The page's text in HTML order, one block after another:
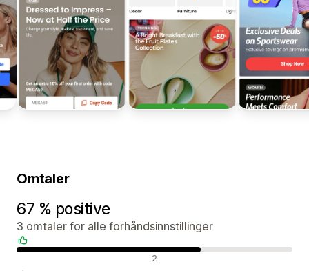
Omtaler
67 % positive
3 omtaler for alle forhåndsinnstillinger
2